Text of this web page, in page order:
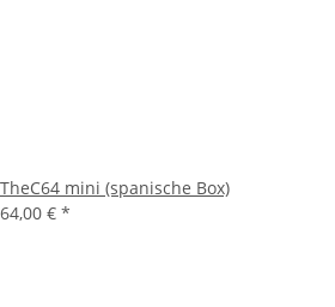
TheC64 mini (spanische Box)
64,00 € *